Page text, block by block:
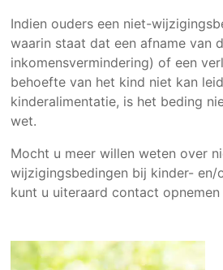
Indien ouders een niet-
waarin staat dat een afname van
inkomensvermindering) of een
behoefte van het kind niet kan
kinderalimentatie, is het beding
wet.
Mocht u meer willen weten over
wijzigingsbedingen bij kinder- en/
kunt u uiteraard contact